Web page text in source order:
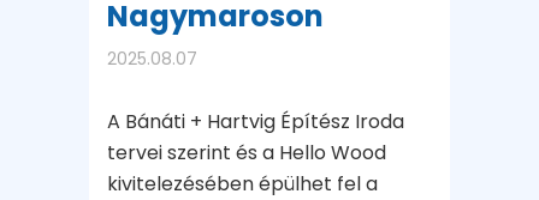
Nagymaroson
2025.08.07
A Bánáti + Hartvig Építész Iroda
tervei szerint és a Hello Wood
kivitelezésében épülhet fel a